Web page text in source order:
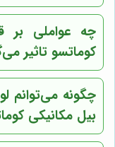
چه عواملی بر
کوماتسو تاثیر
چگونه می‌توانم
بیل مکانیکی